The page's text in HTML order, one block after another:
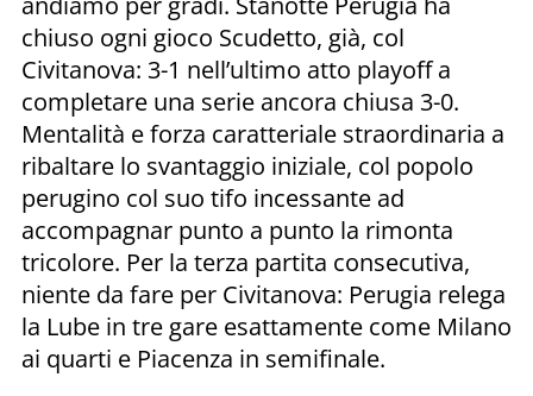
chiuso ogni gioco Scudetto, già, col
Civitanova: 3-1 nell’ultimo atto playoff a
completare una serie ancora chiusa 3-0.
Mentalità e forza caratteriale straordinaria a
ribaltare lo svantaggio iniziale, col popolo
perugino col suo tifo incessante ad
accompagnar punto a punto la rimonta
tricolore. Per la terza partita consecutiva,
niente da fare per Civitanova: Perugia relega
la Lube in tre gare esattamente come Milano
ai quarti e Piacenza in semifinale.